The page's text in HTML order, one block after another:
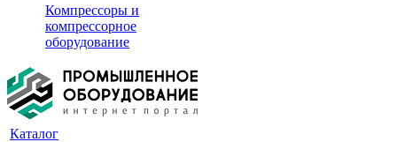
Компрессоры и
компрессорное
оборудование
Каталог